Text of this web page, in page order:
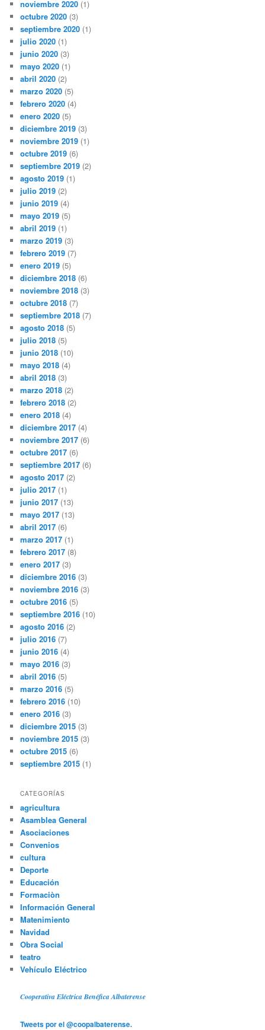
noviembre 2020 (1)
octubre 2020 (3)
septiembre 2020 (1)
julio 2020 (1)
junio 2020 (3)
mayo 2020 (1)
abril 2020 (2)
marzo 2020 (5)
febrero 2020 (4)
enero 2020 (5)
diciembre 2019 (3)
noviembre 2019 (1)
octubre 2019 (6)
septiembre 2019 (2)
agosto 2019 (1)
julio 2019 (2)
junio 2019 (4)
mayo 2019 (5)
abril 2019 (1)
marzo 2019 (3)
febrero 2019 (7)
enero 2019 (5)
diciembre 2018 (6)
noviembre 2018 (3)
octubre 2018 (7)
septiembre 2018 (7)
agosto 2018 (5)
julio 2018 (5)
junio 2018 (10)
mayo 2018 (4)
abril 2018 (3)
marzo 2018 (2)
febrero 2018 (2)
enero 2018 (4)
diciembre 2017 (4)
noviembre 2017 (6)
octubre 2017 (6)
septiembre 2017 (6)
agosto 2017 (2)
julio 2017 (1)
junio 2017 (13)
mayo 2017 (13)
abril 2017 (6)
marzo 2017 (1)
febrero 2017 (8)
enero 2017 (3)
diciembre 2016 (3)
noviembre 2016 (3)
octubre 2016 (5)
septiembre 2016 (10)
agosto 2016 (2)
julio 2016 (7)
junio 2016 (4)
mayo 2016 (3)
abril 2016 (5)
marzo 2016 (5)
febrero 2016 (10)
enero 2016 (3)
diciembre 2015 (3)
noviembre 2015 (3)
octubre 2015 (6)
septiembre 2015 (1)
CATEGORÍAS
agricultura
Asamblea General
Asociaciones
Convenios
cultura
Deporte
Educación
Formaciòn
Información General
Matenimiento
Navidad
Obra Social
teatro
Vehículo Eléctrico
Cooperativa Eléctrica Benéfica Albaterense
Tweets por el @coopalbaterense.